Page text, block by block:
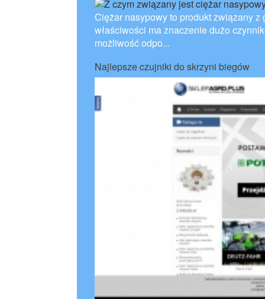
Ciężar nasypowy to produkt związany
właściwości ma znaczenie dużo
możliwość odpo...
Najlepsze czujniki do skrzyni biegów